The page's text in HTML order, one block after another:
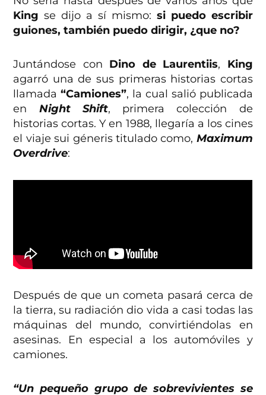
King se dijo a sí mismo: si puedo escribir
guiones, también puedo dirigir, ¿que no?
Juntándose con Dino de Laurentiis, King
agarró una de sus primeras historias cortas
llamada “Camiones”, la cual salió publicada
en Night Shift, primera colección de
historias cortas. Y en 1988, llegaría a los cines
el viaje sui géneris titulado como, Maximum
Overdrive:
Después de que un cometa pasará cerca de
la tierra, su radiación dio vida a casi todas las
máquinas del mundo, convirtiéndolas en
asesinas. En especial a los automóviles y
camiones.
“Un pequeño grupo de sobrevivientes se